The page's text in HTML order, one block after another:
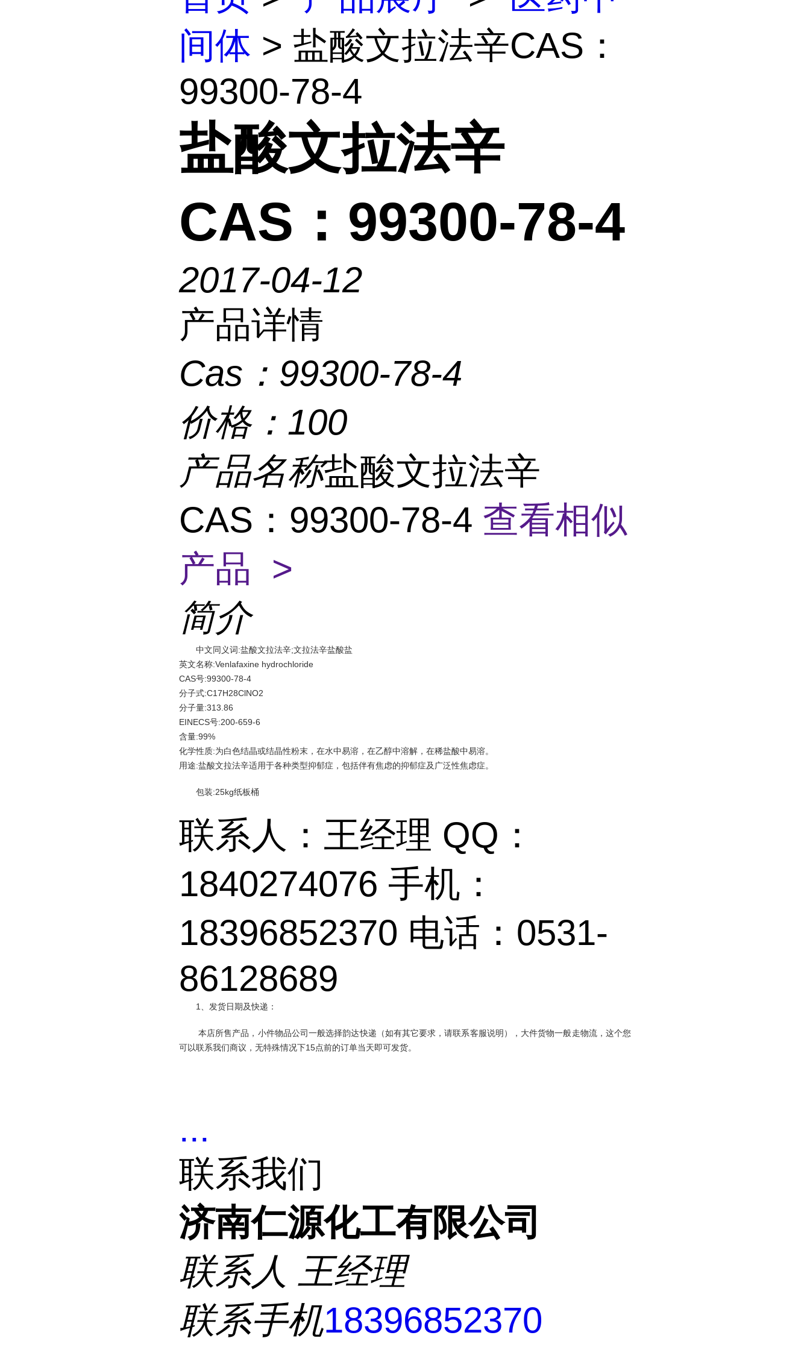
间体 > 盐酸文拉法辛CAS：
99300-78-4
盐酸文拉法辛
CAS：99300-78-4
2017-04-12
产品详情
Cas： 99300-78-4
价格： 100
产品名称盐酸文拉法辛
CAS：99300-78-4 查看相似
产品 >
简介
中文同义词:盐酸文拉法辛;文拉法辛盐酸盐
英文名称:Venlafaxine hydrochloride
CAS号:99300-78-4
分子式:C17H28ClNO2
分子量:313.86
EINECS号:200-659-6
含量:99%
化学性质:为白色结晶或结晶性粉末，在水中易溶，在乙醇中溶解，在稀盐酸中易溶。
用途:盐酸文拉法辛适用于各种类型抑郁症，包括伴有焦虑的抑郁症及广泛性焦虑症。
包装:25kg纸板桶
联系人：王经理 QQ：
1840274076 手机：
18396852370 电话：0531-
86128689
1、发货日期及快递：
本店所售产品，小件物品公司一般选择韵达快递（如有其它要求，请联系客服说明），大件货物一般走物流，这个您
可以联系我们商议，无特殊情况下15点前的订单当天即可发货。
...
联系我们
济南仁源化工有限公司
联系人 王经理
联系手机18396852370